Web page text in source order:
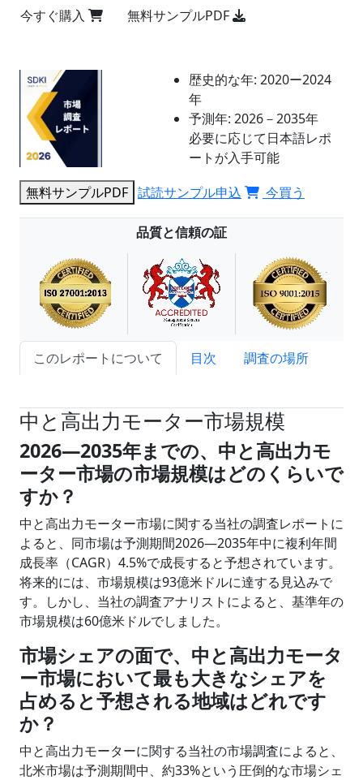
今すぐ購入
無料サンプルPDF
歴史的な年: 2020ー2024
年
予測年: 2026－2035年
必要に応じて日本語レポ
ートが入手可能
無料サンプルPDF 試読サンプル申込 今買う
品質と信頼の証
このレポートについて 目次
調査の場所
中と高出力モーター市場規模
2026―2035年までの、中と高出力モ
ーター市場の市場規模はどのくらいで
すか？
中と高出力モーター市場に関する当社の調査レポートに
よると、同市場は予測期間2026―2035年中に複利年間
成長率（CAGR）4.5%で成長すると予想されています。
将来的には、市場規模は93億米ドルに達する見込みで
す。しかし、当社の調査アナリストによると、基準年の
市場規模は60億米ドルでしました。
市場シェアの面で、中と高出力モータ
ー市場において最も大きなシェアを
占めると予想される地域はどれです
か？
中と高出力モーターに関する当社の市場調査によると、
北米市場は予測期間中、約33%という圧倒的な市場シェ